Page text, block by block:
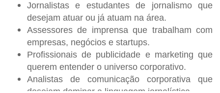
Principais tipos de mercado;
Setores econômicos;
As finanças de uma empresa;
Como empresas faturam;
Noções gerais de balanço;
Cuidados com os números.
ódulo02:Como cobrir empresas?
Jornalistas e estudantes de jornalismo que
desejam atuar ou já atuam na área.
Assessores de imprensa que trabalham com
empresas, negócios e startups.
Profissionais de publicidade e marketing que
querem entender o universo corporativo.
Analistas de comunicação corporativa que